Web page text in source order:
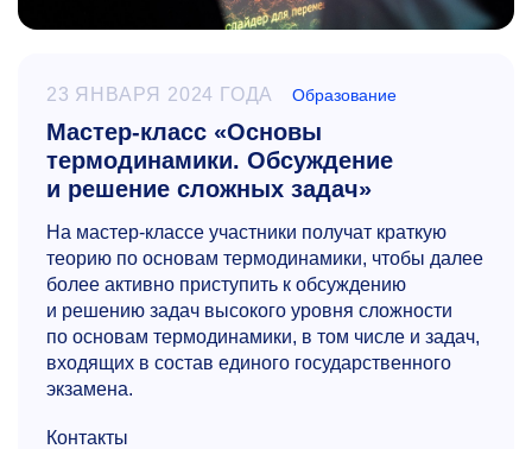
23 ЯНВАРЯ 2024 ГОДА Образование
Мастер-класс «Основы
термодинамики. Обсуждение
и решение сложных задач»
На мастер-классе участники получат краткую
теорию по основам термодинамики, чтобы далее
более активно приступить к обсуждению
и решению задач высокого уровня сложности
по основам термодинамики, в том числе и задач,
входящих в состав единого государственного
экзамена.
Контакты